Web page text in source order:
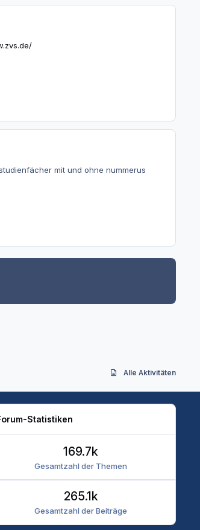
mit und ohne nummerus
Alle Aktivitäten
Statistiken
Gesamtzahl der Themen
169.7k
Gesamtzahl der Beiträge
265.1k